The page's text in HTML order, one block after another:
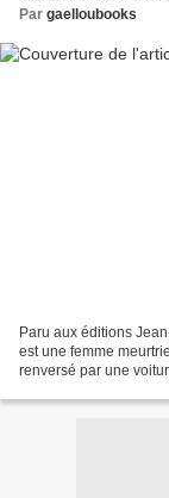
Par gaelloubooks
Paru aux éditions
est une femme
renversé par une